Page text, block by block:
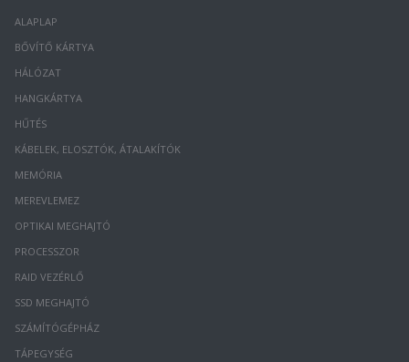
ALAPLAP
BŐVÍTŐ KÁRTYA
HÁLÓZAT
HANGKÁRTYA
HŰTÉS
KÁBELEK, ELOSZTÓK, ÁTALAKÍTÓK
MEMÓRIA
MEREVLEMEZ
OPTIKAI MEGHAJTÓ
PROCESSZOR
RAID VEZÉRLŐ
SSD MEGHAJTÓ
SZÁMÍTÓGÉPHÁZ
TÁPEGYSÉG